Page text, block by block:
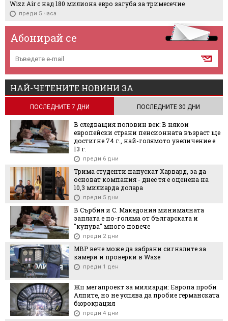
Wizz Air с над 180 милиона евро загуба за тримесечие
преди 5 часа
Абонирай се
НАЙ-ЧЕТЕНИТЕ НОВИНИ ЗА
ПОСЛЕДНИТЕ 7 ДНИ ПОСЛЕДНИТЕ 30 ДНИ
В следващия половин век: В някои
европейски страни пенсионната възраст ще
достигне 74 г., най-голямото увеличение е
13 г.
преди 6 дни
Трима студенти напускат Харвард, за да
основат компания - днес тя е оценена на
10,3 милиарда долара
преди 5 дни
В Сърбия и С. Македония минималната
заплата е по-голяма от българската и
"купува" много повече
преди 2 дни
МВР вече може да забрани сигналите за
камери и проверки в Waze
преди 1 ден
Жп мегапроект за милиарди: Европа проби
Алпите, но не успява да пробие германската
бюрокрация
преди 4 дни